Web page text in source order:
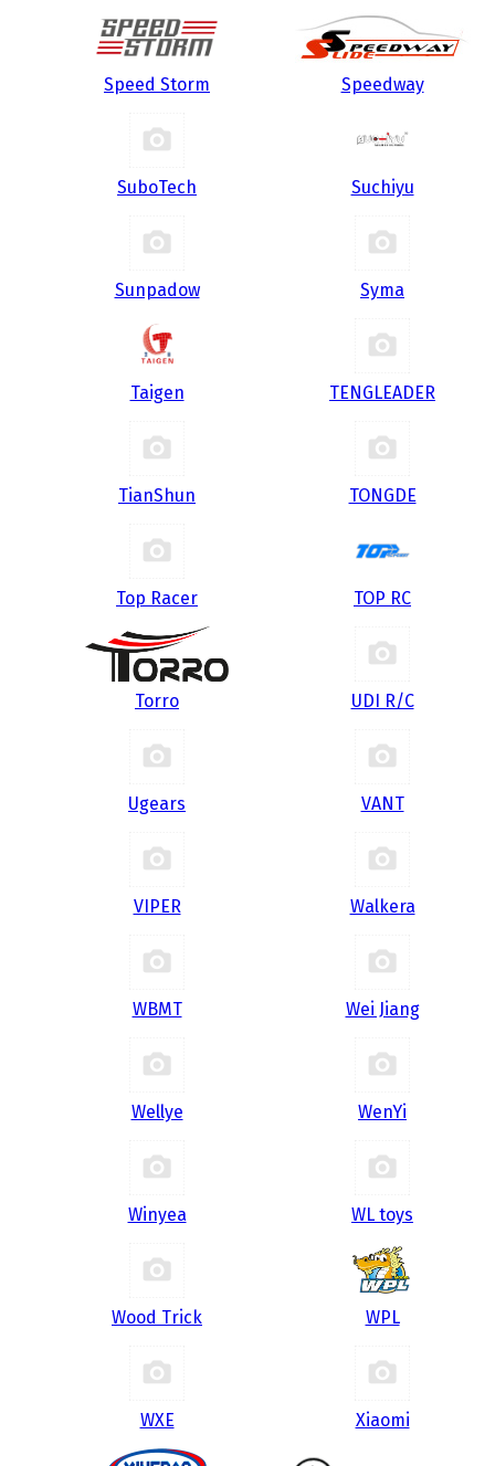
Speed Storm Speedway
SuboTech Suchiyu
Sunpadow Syma
Taigen TENGLEADER
TianShun TONGDE
Top Racer TOP RC
Torro UDI R/С
Ugears VANT
VIPER Walkera
WBMT Wei Jiang
Wellye WenYi
Winyea WL toys
Wood Trick WPL
WXE Xiaomi